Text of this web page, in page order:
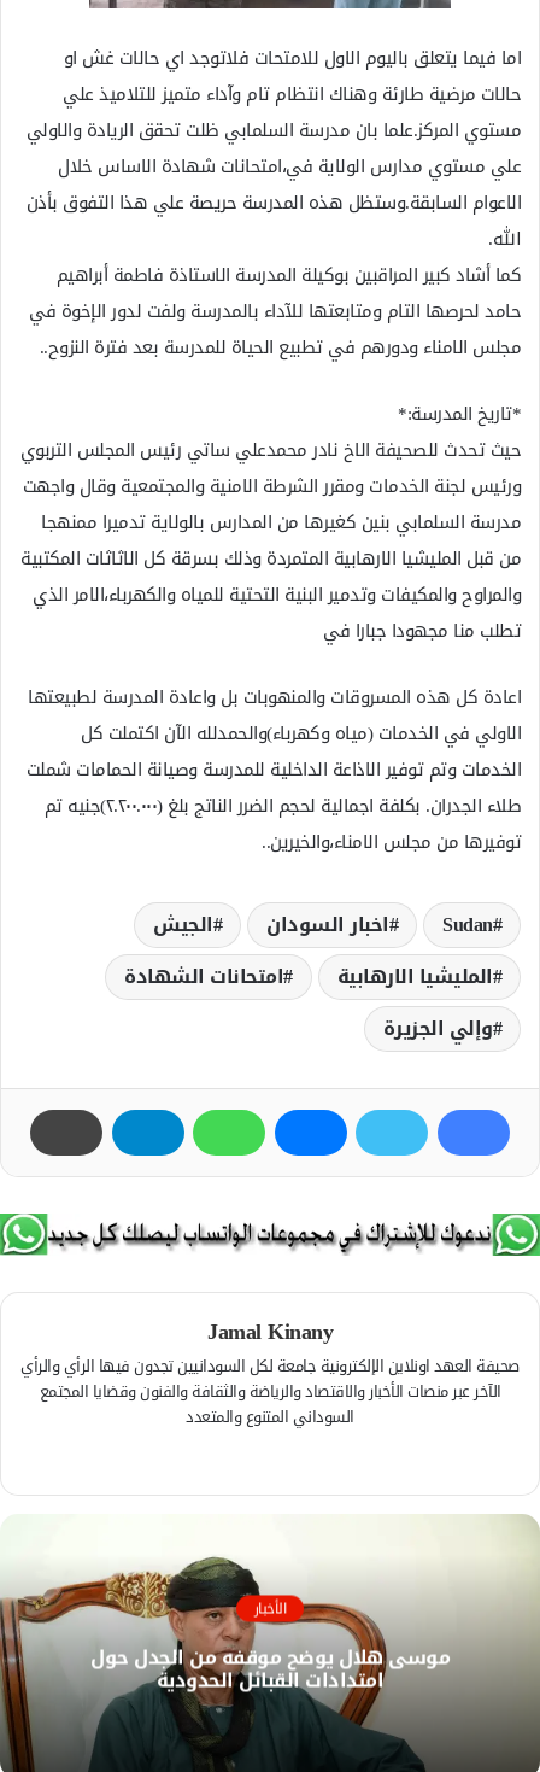
اما فيما يتعلق باليوم الاول للامتحات فلاتوجد اي حالات غش او
حالات مرضية طارئة وهناك انتظام تام وآداء متميز للتلاميذ علي
مستوي المركز.علما بان مدرسة السلمابي ظلت تحقق الريادة والاولي
علي مستوي مدارس الولاية في،امتحانات شهادة الاساس خلال
الاعوام السابقة.وستظل هذه المدرسة حريصة علي هذا التفوق بأذن
الله.
كما أشاد كبير المراقبين بوكيلة المدرسة الاستاذة فاطمة أبراهيم
حامد لحرصها التام ومتابعتها للآداء بالمدرسة ولفت لدور الإخوة في
مجلس الامناء ودورهم في تطبيع الحياة للمدرسة بعد فترة النزوح..
*تاريخ المدرسة:*
حيث تحدث للصحيفة الاخ نادر محمدعلي ساتي رئيس المجلس التربوي
ورئيس لجنة الخدمات ومقرر الشرطة الامنية والمجتمعية وقال واجهت
مدرسة السلمابي بنين كغيرها من المدارس بالولاية تدميرا ممنهجا
من قبل المليشيا الارهابية المتمردة وذلك بسرقة كل الاثاثات المكتبية
والمراوح والمكيفات وتدمير البنية التحتية للمياه والكهرباء،الامر الذي
تطلب منا مجهودا جبارا في
اعادة كل هذه المسروقات والمنهوبات بل واعادة المدرسة لطبيعتها
الاولي في الخدمات (مياه وكهرباء)والحمدلله الآن اكتملت كل
الخدمات وتم توفير الاذاعة الداخلية للمدرسة وصيانة الحمامات شملت
طلاء الجدران. بكلفة اجمالية لحجم الضرر الناتج بلغ (٢.٢٠٠.٠٠٠)جنيه تم
توفيرها من مجلس الامناء،والخيرين..
Sudan اخبار السودان
الجيش
المليشيا الارھابية
امتحانات الشهادة
وإلي الجزيرة
Jamal Kinany
صحيفة العهد اونلاين الإلكترونية جامعة لكل السودانيين تجدون فيها الرأي والرأي
الآخر عبر منصات الأخبار والاقتصاد والرياضة والثقافة والفنون وقضايا المجتمع
السوداني المتنوع والمتعدد
ا
ل
و
ي
و
ك الأخبار
موسى هلال يوضح موقفه من الجدل حول
امتدادات القبائل الحدودية